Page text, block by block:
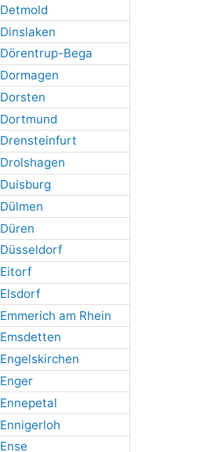
Detmold
Dinslaken
Dörentrup-Bega
Dormagen
Dorsten
Dortmund
Drensteinfurt
Drolshagen
Duisburg
Dülmen
Düren
Düsseldorf
Eitorf
Elsdorf
Emmerich am Rhein
Emsdetten
Engelskirchen
Enger
Ennepetal
Ennigerloh
Ense